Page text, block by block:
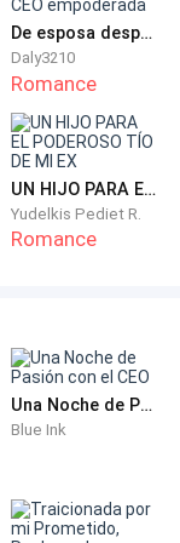
mi cuerpo y
el valor de
el documento
pasará por
solo lo
no introduzca
cordial. Me
sintiendo
gris. No tenía
en las
vacío que
mirando el
De esposa despreciada a CEO empoderada
Daly3210
Romance
UN HIJO PARA EL PODEROSO TÍO DE MI EX
Yudelkis Pediet R.
Romance
Una Noche de Pasión con el CEO
Blue Ink